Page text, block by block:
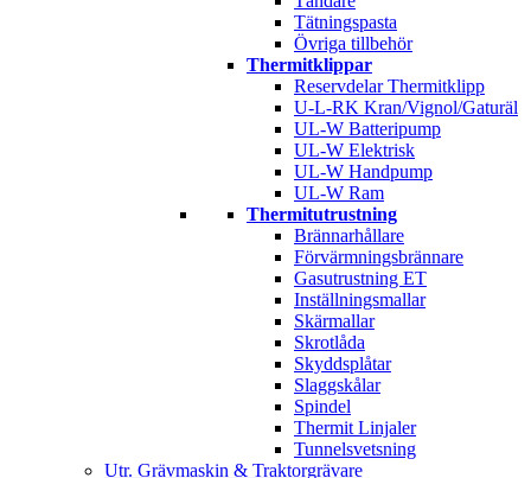
Tätningspasta
Övriga tillbehör
Thermitklippar
Reservdelar Thermitklipp
U-L-RK Kran/Vignol/Gaturäl
UL-W Batteripump
UL-W Elektrisk
UL-W Handpump
UL-W Ram
Thermitutrustning
Brännarhållare
Förvärmningsbrännare
Gasutrustning ET
Inställningsmallar
Skärmallar
Skrotlåda
Skyddsplåtar
Slaggskålar
Spindel
Thermit Linjaler
Tunnelsvetsning
Utr. Grävmaskin & Traktorgrävare